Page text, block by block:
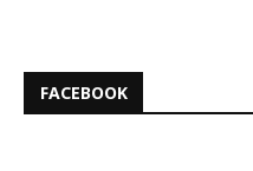
FACEBOOK